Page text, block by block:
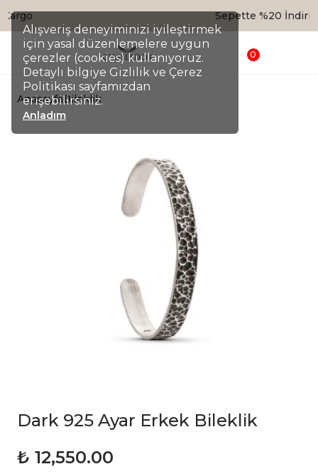
Alışveriş deneyiminizi iyileştirmek
için yasal düzenlemelere uygun
çerezler (cookies) kullanıyoruz.
Detaylı bilgiye Gizlilik ve Çerez
Politikası sayfamızdan
erişebilirsiniz.
Anladım
Sepette %20 İndirim
0
AnasayfaBileklik
Dark 925 Ayar Erkek Bileklik
₺ 12,550.00